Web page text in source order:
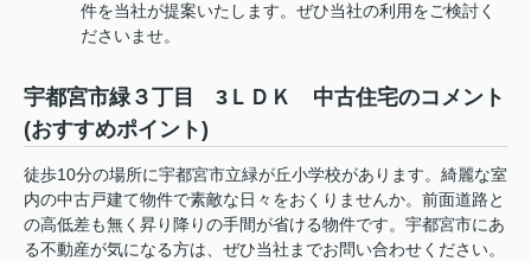
件を当社が提案いたします。ぜひ当社の利用をご検討く
ださいませ。
宇都宮市緑３丁目 3ＬＤＫ 中古住宅のコメント
(おすすめポイント)
徒歩10分の場所に宇都宮市立緑が丘小学校があります。綺麗な室
内の中古戸建て物件で素敵な日々をおくりませんか。前面道路と
の高低差も無く昇り降りの手間が省ける物件です。宇都宮市にあ
る不動産が気になる方は、ぜひ当社までお問い合わせください。